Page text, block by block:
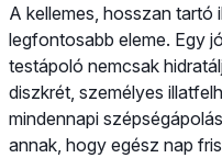
A kellemes, hosszan tartó
legfontosabb eleme. Egy
testápoló nemcsak
diszkrét, személyes
mindennapi
annak, hogy egész nap